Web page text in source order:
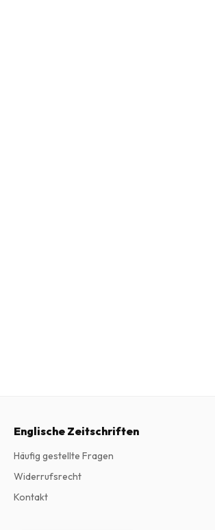
Englische Zeitschriften
Häufig gestellte Fragen
Widerrufsrecht
Kontakt